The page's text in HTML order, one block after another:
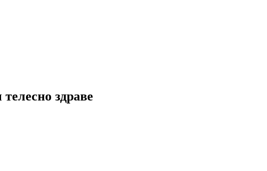
здраве